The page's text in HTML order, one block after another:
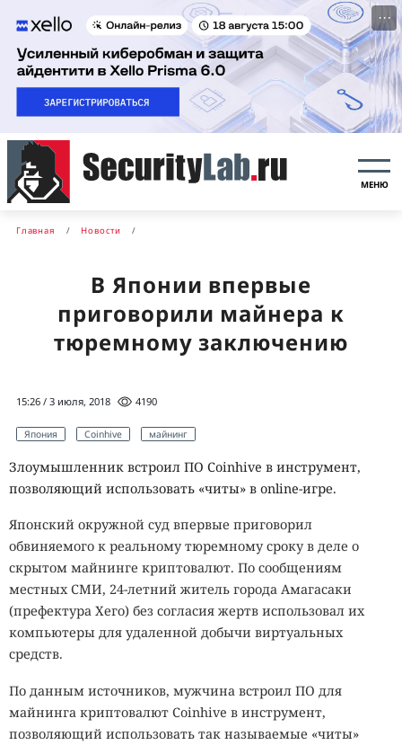
···
МЕНЮ
Главная Новости
В Японии впервые
приговорили майнера к
тюремному заключению
15:26 / 3 июля, 2018 4190
Япония Coinhive майнинг
Злоумышленник встроил ПО Coinhive в инструмент,
позволяющий использовать «читы» в online-игре.
Японский окружной суд впервые приговорил
обвиняемого к реальному тюремному сроку в деле о
скрытом майнинге криптовалют. По сообщениям
местных СМИ, 24-летний житель города Амагасаки
(префектура Хего) без согласия жертв использовал их
компьютеры для удаленной добычи виртуальных
средств.
По данным источников, мужчина встроил ПО для
майнинга криптовалют Coinhive в инструмент,
позволяющий использовать так называемые «читы»